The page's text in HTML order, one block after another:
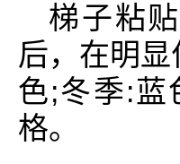
梯子粘
后，在明
色;冬季:蓝
格。